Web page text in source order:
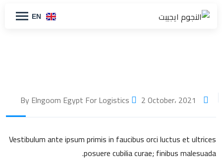
EN
2 October، 2021
Vestibulum ante ipsum primis in faucibus orci luctus et ultrices
posuere cubilia curae; finibus malesuada.